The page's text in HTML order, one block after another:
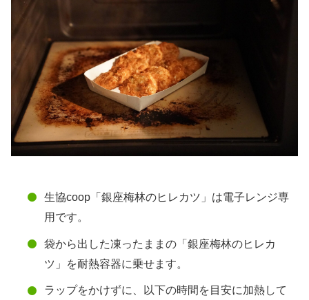
生協coop「銀座梅林のヒレカツ」は電子レンジ専
用です。
袋から出した凍ったままの「銀座梅林のヒレカ
ツ」を耐熱容器に乗せます。
ラップをかけずに、以下の時間を目安に加熱して